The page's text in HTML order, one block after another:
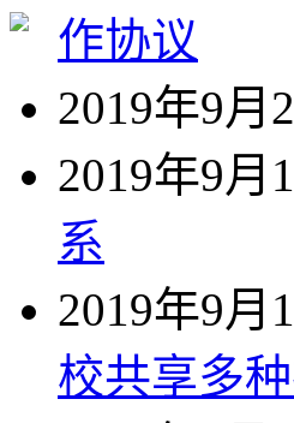
作协议
2019年9月
2019年9月
系
2019年9月
校共享多